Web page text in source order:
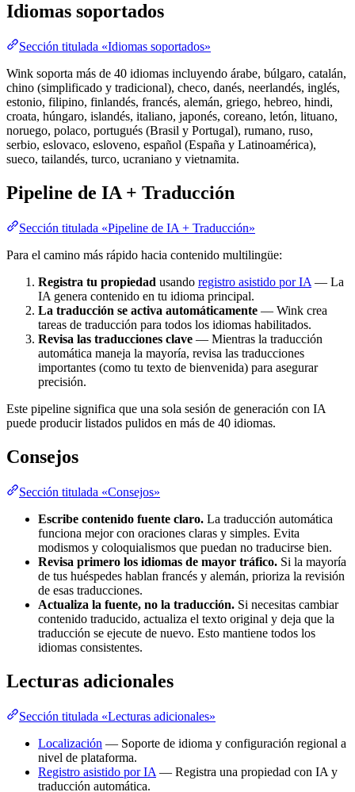
Idiomas soportados
Sección titulada «Idiomas soportados»
Wink soporta más de 40 idiomas incluyendo árabe, búlgaro, catalán,
chino (simplificado y tradicional), checo, danés, neerlandés, inglés,
estonio, filipino, finlandés, francés, alemán, griego, hebreo, hindi,
croata, húngaro, islandés, italiano, japonés, coreano, letón, lituano,
noruego, polaco, portugués (Brasil y Portugal), rumano, ruso,
serbio, eslovaco, esloveno, español (España y Latinoamérica),
sueco, tailandés, turco, ucraniano y vietnamita.
Pipeline de IA + Traducción
Sección titulada «Pipeline de IA + Traducción»
Para el camino más rápido hacia contenido multilingüe:
Registra tu propiedad usando registro asistido por IA — La
IA genera contenido en tu idioma principal.
La traducción se activa automáticamente — Wink crea
tareas de traducción para todos los idiomas habilitados.
Revisa las traducciones clave — Mientras la traducción
automática maneja la mayoría, revisa las traducciones
importantes (como tu texto de bienvenida) para asegurar
precisión.
Este pipeline significa que una sola sesión de generación con IA
puede producir listados pulidos en más de 40 idiomas.
Consejos
Sección titulada «Consejos»
Escribe contenido fuente claro. La traducción automática
funciona mejor con oraciones claras y simples. Evita
modismos y coloquialismos que puedan no traducirse bien.
Revisa primero los idiomas de mayor tráfico. Si la mayoría
de tus huéspedes hablan francés y alemán, prioriza la revisión
de esas traducciones.
Actualiza la fuente, no la traducción. Si necesitas cambiar
contenido traducido, actualiza el texto original y deja que la
traducción se ejecute de nuevo. Esto mantiene todos los
idiomas consistentes.
Lecturas adicionales
Sección titulada «Lecturas adicionales»
Localización — Soporte de idioma y configuración regional a
nivel de plataforma.
Registro asistido por IA — Registra una propiedad con IA y
traducción automática.